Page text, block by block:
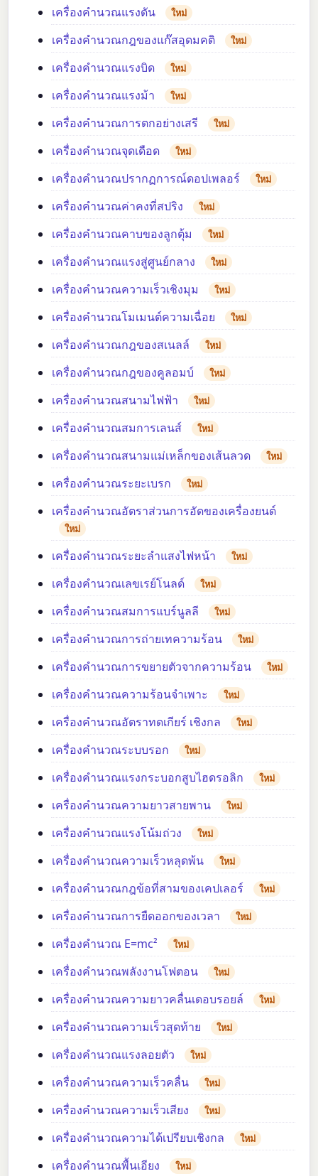
เครื่องคำนวณแรงดัน ใหม่
เครื่องคำนวณกฎของแก๊สอุดมคติ ใหม่
เครื่องคำนวณแรงบิด ใหม่
เครื่องคำนวณแรงม้า ใหม่
เครื่องคำนวณการตกอย่างเสรี ใหม่
เครื่องคำนวณจุดเดือด ใหม่
เครื่องคำนวณปรากฏการณ์ดอปเพลอร์ ใหม่
เครื่องคำนวณค่าคงที่สปริง ใหม่
เครื่องคำนวณคาบของลูกตุ้ม ใหม่
เครื่องคำนวณแรงสู่ศูนย์กลาง ใหม่
เครื่องคำนวณความเร็วเชิงมุม ใหม่
เครื่องคำนวณโมเมนต์ความเฉื่อย ใหม่
เครื่องคำนวณกฎของสเนลล์ ใหม่
เครื่องคำนวณกฎของคูลอมบ์ ใหม่
เครื่องคำนวณสนามไฟฟ้า ใหม่
เครื่องคำนวณสมการเลนส์ ใหม่
เครื่องคำนวณสนามแม่เหล็กของเส้นลวด ใหม่
เครื่องคำนวณระยะเบรก ใหม่
เครื่องคำนวณอัตราส่วนการอัดของเครื่องยนต์
ใหม่
เครื่องคำนวณระยะลำแสงไฟหน้า ใหม่
เครื่องคำนวณเลขเรย์โนลด์ ใหม่
เครื่องคำนวณสมการแบร์นูลลี ใหม่
เครื่องคำนวณการถ่ายเทความร้อน ใหม่
เครื่องคำนวณการขยายตัวจากความร้อน ใหม่
เครื่องคำนวณความร้อนจำเพาะ ใหม่
เครื่องคำนวณอัตราทดเกียร์ เชิงกล ใหม่
เครื่องคำนวณระบบรอก ใหม่
เครื่องคำนวณแรงกระบอกสูบไฮดรอลิก ใหม่
เครื่องคำนวณความยาวสายพาน ใหม่
เครื่องคำนวณแรงโน้มถ่วง ใหม่
เครื่องคำนวณความเร็วหลุดพ้น ใหม่
เครื่องคำนวณกฎข้อที่สามของเคปเลอร์ ใหม่
เครื่องคำนวณการยืดออกของเวลา ใหม่
เครื่องคำนวณ E=mc² ใหม่
เครื่องคำนวณพลังงานโฟตอน ใหม่
เครื่องคำนวณความยาวคลื่นเดอบรอยล์ ใหม่
เครื่องคำนวณความเร็วสุดท้าย ใหม่
เครื่องคำนวณแรงลอยตัว ใหม่
เครื่องคำนวณความเร็วคลื่น ใหม่
เครื่องคำนวณความเร็วเสียง ใหม่
เครื่องคำนวณความได้เปรียบเชิงกล ใหม่
เครื่องคำนวณพื้นเอียง ใหม่